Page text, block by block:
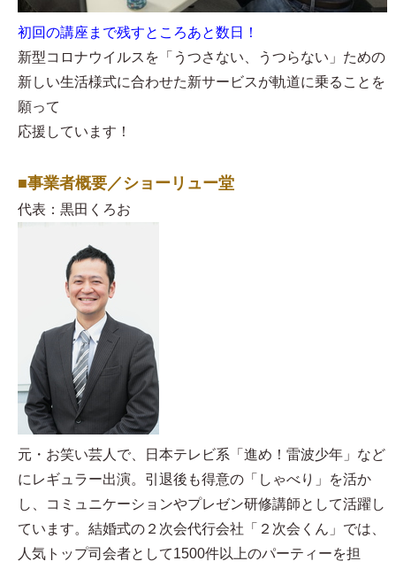
初回の講座まで残すところあと数日！
新型コロナウイルスを「うつさない、うつらない」ための
新しい生活様式に合わせた新サービスが軌道に乗ることを
願って
応援しています！
■事業者概要／ショーリュー堂
代表：黒田くろお
元・お笑い芸人で、日本テレビ系「進め！雷波少年」など
にレギュラー出演。引退後も得意の「しゃべり」を活か
し、コミュニケーションやプレゼン研修講師として活躍し
ています。結婚式の２次会代行会社「２次会くん」では、
人気トップ司会者として1500件以上のパーティーを担